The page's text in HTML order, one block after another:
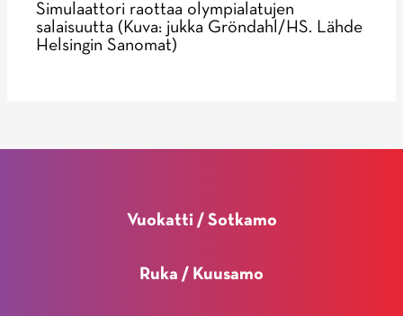
Simulaattori raottaa olympialatujen
salaisuutta (Kuva: jukka Gröndahl/HS. Lähde
Helsingin Sanomat)
Vuokatti / Sotkamo
Ruka / Kuusamo